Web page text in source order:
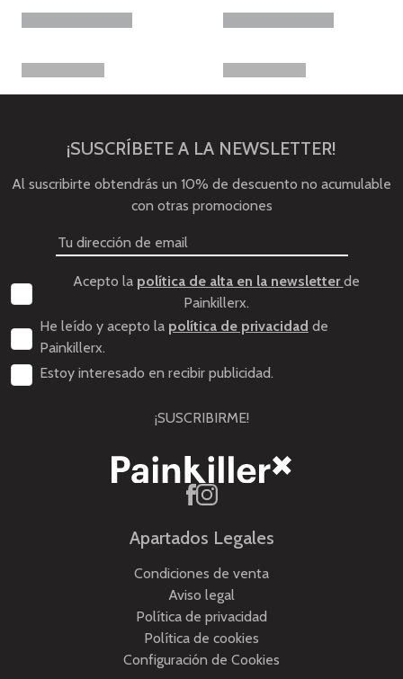
¡SUSCRÍBETE A LA NEWSLETTER!
Al suscribirte obtendrás un 10% de descuento no acumulable
con otras promociones
Acepto la política de alta en la newsletterde
Painkillerx.
He leído y acepto la política de privacidad de
Painkillerx.
Estoy interesado en recibir publicidad.
¡SUSCRIBIRME!
Apartados Legales
Condiciones de venta
Aviso legal
Política de privacidad
Política de cookies
Configuración de Cookies